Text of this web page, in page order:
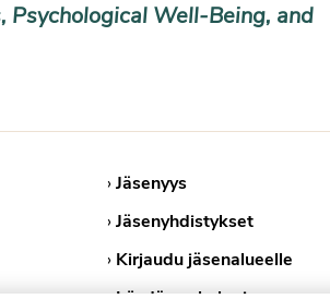
Psychological Well-Being, and
›Jäsenyys
›Jäsenyhdistykset
› Kirjaudu jäsenalueelle